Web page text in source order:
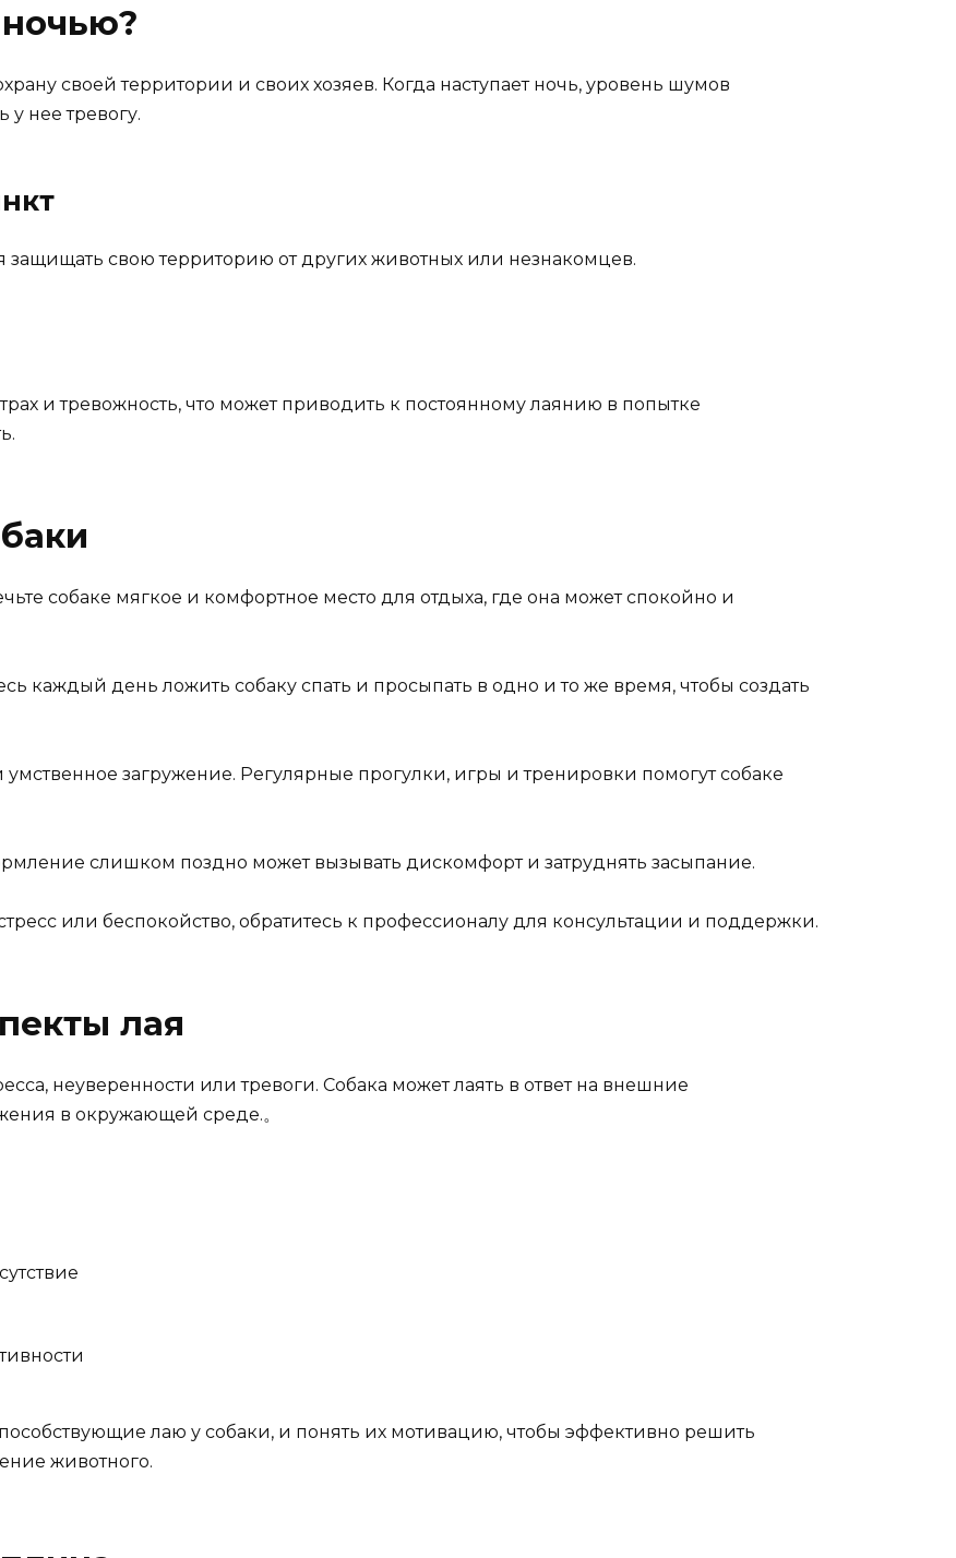
своей территории и своих хозяев. Когда наступает ночь, уровень шумов
нее тревогу.
защищать свою территорию от других животных или незнакомцев.
и тревожность, что может приводить к постоянному лаянию в попытке
собаке мягкое и комфортное место для отдыха, где она может спокойно и
каждый день ложить собаку спать и просыпать в одно и то же время, чтобы создать
загружение. Регулярные прогулки, игры и тренировки помогут собаке
слишком поздно может вызывать дискомфорт и затруднять засыпание.
или беспокойство, обратитесь к профессионалу для консультации и поддержки.
лая
неуверенности или тревоги. Собака может лаять в ответ на внешние
в окружающей среде.。
лаю у собаки, и понять их мотивацию, чтобы эффективно решить
животного.